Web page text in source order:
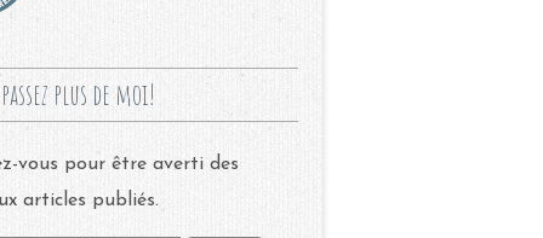
plus de moi!
vous pour être averti des
articles publiés.